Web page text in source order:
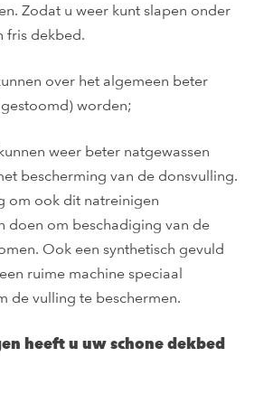
Zodat u weer kunt slapen onder
fris dekbed.
over het algemeen beter
worden;
weer beter natgewassen
bescherming van de donsvulling.
om ook dit natreinigen
doen om beschadiging van de
Ook een synthetisch gevuld
ruime machine speciaal
de vulling te beschermen.
heeft u uw schone dekbed